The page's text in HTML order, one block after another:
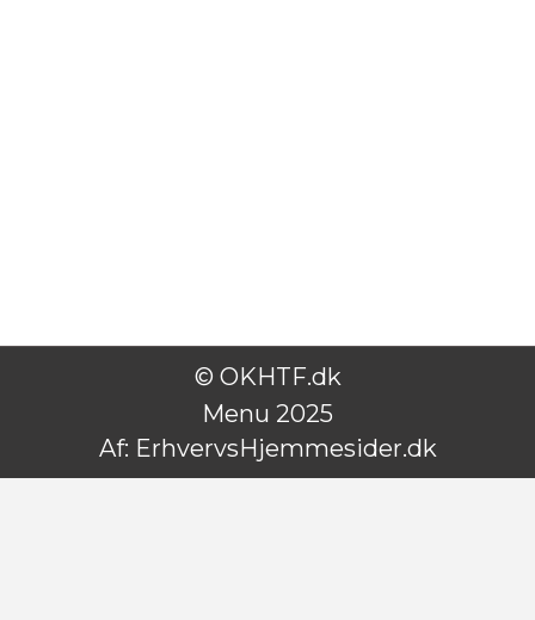
© OKHTF.dk
Menu 2025
Af: ErhvervsHjemmesider.dk